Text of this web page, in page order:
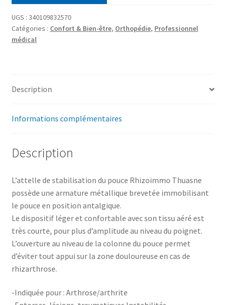
UGS : 340109832570
Catégories : Confort & Bien-être, Orthopédie, Professionnel
médical
Description
Informations complémentaires
Description
L’attelle de stabilisation du pouce Rhizoimmo Thuasne
possède une armature métallique brevetée immobilisant
le pouce en position antalgique.
Le dispositif léger et confortable avec son tissu aéré est
très courte, pour plus d’amplitude au niveau du poignet.
L’ouverture au niveau de la colonne du pouce permet
d’éviter tout appui sur la zone douloureuse en cas de
rhizarthrose.
-Indiquée pour : Arthrose/arthrite